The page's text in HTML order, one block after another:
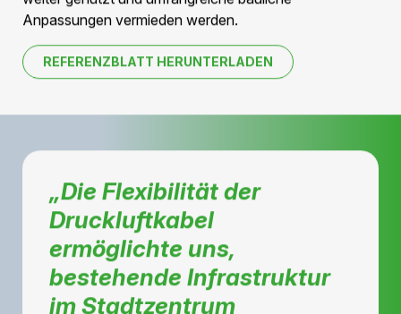
Im Rahmen dieses Projekts wurde eine bestehende
hohen Flexibilität konnte die bestehende Infrastruktur
Anpassungen vermieden werden.
REFERENZBLATT HERUNTERLADEN